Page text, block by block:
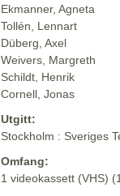
Ekmanner, Agneta
Tollén, Lennart
Düberg, Axel
Weivers, Margreth
Schildt, Henrik
Cornell, Jonas
Utgitt:
Stockholm : Sveriges
Omfang:
1 videokassett (VHS)